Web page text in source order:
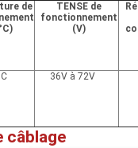
de
TENSE de
fonctionnement
(V)
36V à 72V
câblage